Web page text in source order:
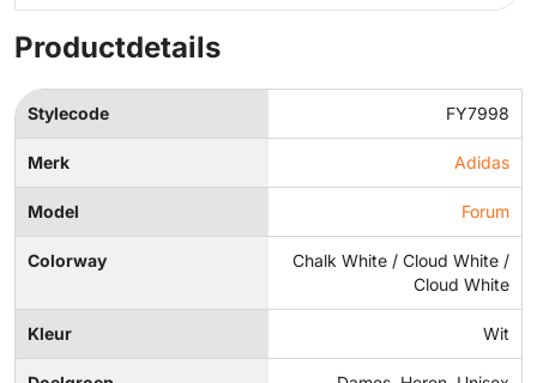
Productdetails
Stylecode FY7998
Merk Adidas
Model Forum
Colorway
Chalk White / Cloud White /
Cloud White
Kleur Wit